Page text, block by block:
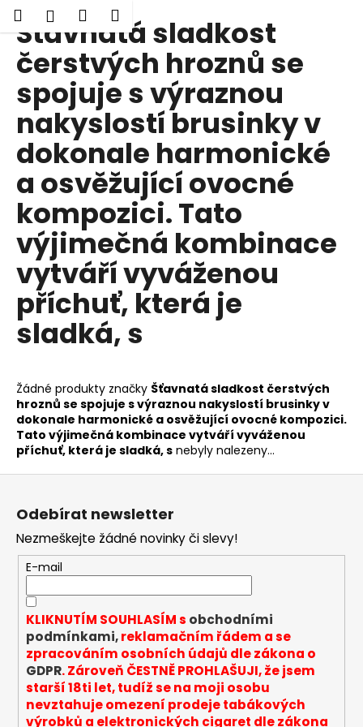
Přejít
obsah
HledatPřihlášení
Nákupní
košík
Menu
Šťavnatá sladkost
čerstvých hroznů se
spojuje s výraznou
nakyslostí brusinky v
dokonale harmonické
a osvěžující ovocné
kompozici. Tato
výjimečná kombinace
vytváří vyváženou
příchuť, která je
sladká, s
Žádné produkty značky Šťavnatá sladkost čerstvých
hroznů se spojuje s výraznou nakyslostí brusinky v
dokonale harmonické a osvěžující ovocné kompozici.
Tato výjimečná kombinace vytváří vyváženou
příchuť, která je sladká, s nebyly nalezeny...
o Zpět
Zpět
C
o
p
o
t
ř
e
b
u
j
e
t
e
a
j
í
t
?
HLEDAT
D
p
Z
Odebírat newsletter
Nezmeškejte žádné novinky či slevy!
E-mail
KLIKNUTÍM SOUHLASÍM s obchodními
podmínkami,reklamačním řádem a se
zpracováním osobních údajů dle zákona o
GDPR. Zároveň ČESTNĚ PROHLAŠUJI, že jsem
starší 18ti let, tudíž se na moji osobu
nevztahuje omezení prodeje tabákových
výrobků a elektronických cigaret dle zákona